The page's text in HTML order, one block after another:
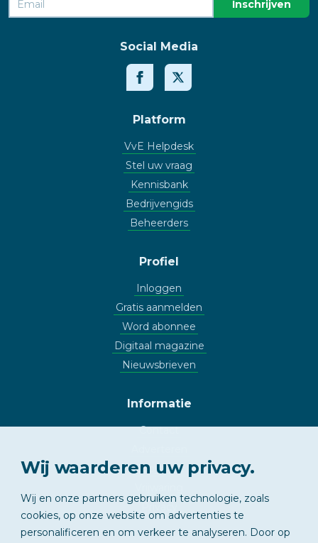
Social Media
Platform
VvE Helpdesk
Stel uw vraag
Kennisbank
Bedrijvengids
Beheerders
Profiel
Inloggen
Gratis aanmelden
Word abonnee
Digitaal magazine
Nieuwsbrieven
Informatie
Contact
Copyright
Wij waarderen uw privacy.
Wij en onze partners gebruiken technologie, zoals
cookies, op onze website om advertenties te
personalificeren en om verkeer te analyseren. Door op